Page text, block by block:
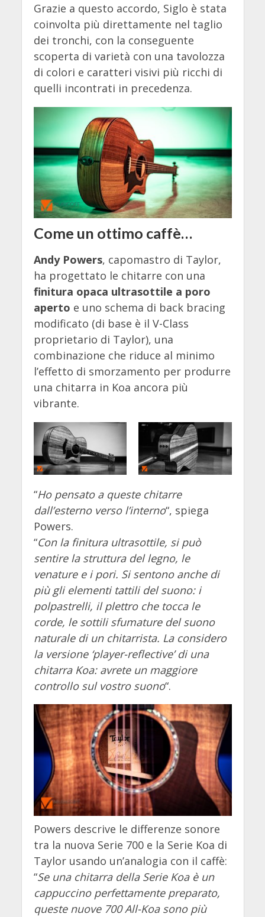
Grazie a questo accordo, Siglo è stata
coinvolta più direttamente nel taglio
dei tronchi, con la conseguente
scoperta di varietà con una tavolozza
di colori e caratteri visivi più ricchi di
quelli incontrati in precedenza.
Come un ottimo caffè…
Andy Powers, capomastro di Taylor,
ha progettato le chitarre con una
finitura opaca ultrasottile a poro
aperto e uno schema di back bracing
modificato (di base è il V-Class
proprietario di Taylor), una
combinazione che riduce al minimo
l’effetto di smorzamento per produrre
una chitarra in Koa ancora più
vibrante.
“Ho pensato a queste chitarre
dall’esterno verso l’interno“, spiega
Powers.
“Con la finitura ultrasottile, si può
sentire la struttura del legno, le
venature e i pori. Si sentono anche di
più gli elementi tattili del suono: i
polpastrelli, il plettro che tocca le
corde, le sottili sfumature del suono
naturale di un chitarrista. La considero
la versione ‘player-reflective’ di una
chitarra Koa: avrete un maggiore
controllo sul vostro suono“.
Powers descrive le differenze sonore
tra la nuova Serie 700 e la Serie Koa di
Taylor usando un’analogia con il caffè:
“Se una chitarra della Serie Koa è un
cappuccino perfettamente preparato,
queste nuove 700 All-Koa sono più